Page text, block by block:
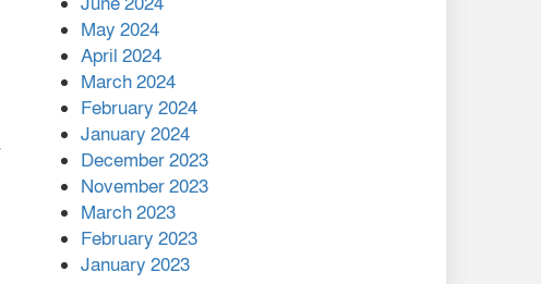
May 2024
April 2024
March 2024
February 2024
January 2024
December 2023
November 2023
March 2023
February 2023
January 2023